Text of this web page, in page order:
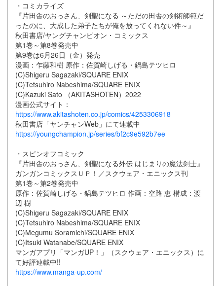
・コミカライズ
『片田舎のおっさん、剣聖になる ～ただの田舎の剣術師範だ
ったのに、大成した弟子たちが俺を放ってくれない件～』
秋田書店/ヤングチャンピオン・コミックス
第1巻～第8巻発売中
第9巻は6月26日（金）発売
漫画：乍藤和樹 原作：佐賀崎しげる・鍋島テツヒロ
(C)Shigeru Sagazaki/SQUARE ENIX
(C)Tetsuhiro Nabeshima/SQUARE ENIX
(C)Kazuki Sato （AKITASHOTEN）2022
漫画公式サイト：
https://www.akitashoten.co.jp/comics/4253306918
秋田書店「ヤンチャンWeb」にて連載中
https://youngchampion.jp/series/bf2c9e592b7ee
・スピンオフコミック
『片田舎のおっさん、剣聖になる外伝 はじまりの魔法剣士』
ガンガンコミックスＵＰ！／スクウェア・エニックス刊
第1巻～第2巻発売中
原作：佐賀崎しげる・鍋島テツヒロ 作画：空路 恵 構成：渡
辺 樹
(C)Shigeru Sagazaki/SQUARE ENIX
(C)Tetsuhiro Nabeshima/SQUARE ENIX
(C)Megumu Soramichi/SQUARE ENIX
(C)Itsuki Watanabe/SQUARE ENIX
マンガアプリ「マンガUP！」（スクウェア・エニックス）に
て好評連載中!!
https://www.manga-up.com/